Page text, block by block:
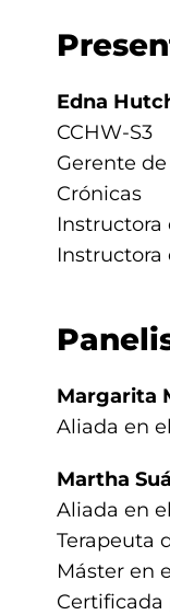
Edna
CCHW-S3
Gerente
Crónicas
Instructora
Instructora
Margarita
Aliada en
Martha
Aliada en
Terapeuta
Máster en
Certificada